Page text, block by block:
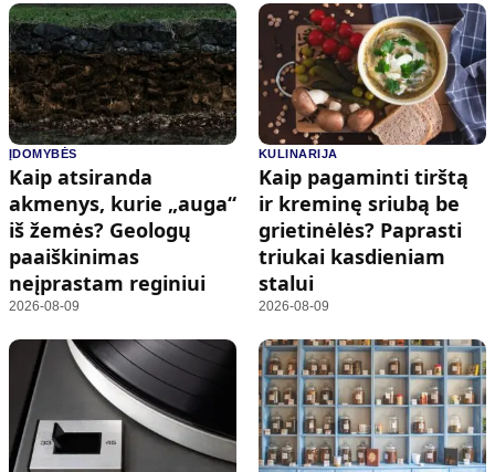
ĮDOMYBĖS
Kaip atsiranda
akmenys, kurie „auga“
iš žemės? Geologų
paaiškinimas
neįprastam reginiui
2026-08-09
KULINARIJA
Kaip pagaminti tirštą
ir kreminę sriubą be
grietinėlės? Paprasti
triukai kasdieniam
stalui
2026-08-09